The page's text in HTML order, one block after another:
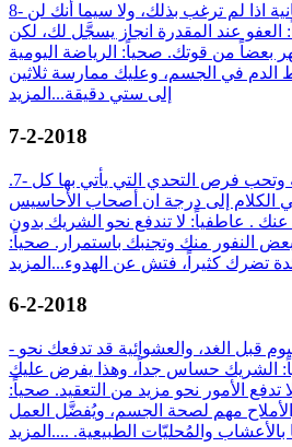
8- مهنياً: لا تقدم خدمات مجانية اذا لم ترغب بذلك، ولا سيما أنك لن
عند المقدرة انجاز يسجَّل لك، لكن
بعضاً من قوتك. صحياً: الرياضة اليومية
الدم في الجسم، وعليك ممارسة ثلاثين
إلى ستي دقيقة... المزيد
7-2-2018
.7- مهنياً: أنت مليء بالطاقة وتحب فرص التحدي التي يأتي بها كل
الكلام إلى درجة ان أصحاب الأحاسيس
. عاطفياً: لا تندفع نحو الشريك بدون
النفور منك وتجنبك باستمرار. صحياً:
تضرك كثيراً، فتش عن الهدوء... المزيد
6-2-2018
- مهنياً: الحسم مطلوب اليوم قبل الغد، والعشوائية قد تدفعك نحو
الشريك حساس جداً، وهذا يفرض عليك
تدفع الأمور نحو مزيد من التعقيد. صحياً:
مهم لصحة الجسم، ويُفضَّل العمل
بالأعشاب والمُحليّات الطبيعية. .... المزيد